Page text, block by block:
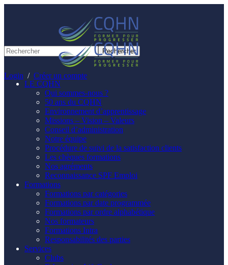
Login / Créer un compte
LE CQHN
Qui sommes-nous ?
50 ans du CQHN
Environnement d’apprentissage
Missions – Vision – Valeurs
Conseil d’administration
Notre équipe
Procédure de suivi de la satisfaction clients
Les chèques formations
Nos agréments
Reconnaissance SPF Emploi
Formations
Formations par catégories
Formations par date programmée
Formations par ordre alphabétique
Nos formateurs
Formations Intra
Responsabilités des parties
Services
Clubs
Panneau de gestion des cookies